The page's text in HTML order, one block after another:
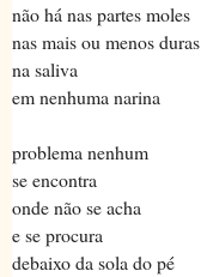
não há nas partes moles
nas mais ou menos duras
na saliva
em nenhuma narina
problema nenhum
se encontra
onde não se acha
e se procura
debaixo da sola do pé